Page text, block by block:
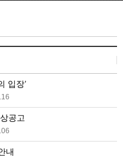
입장’
공고
내